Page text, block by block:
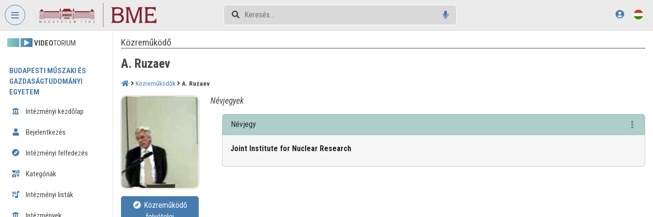
Fejléc kihagyása Menü kihagyása Tartalom kihagyása
VIDEOTORIUM
BUDAPESTI MŰSZAKI ÉS
GAZDASÁGTUDOMÁNYI
EGYETEM
Intézményi kezdőlap
Bejelentkezés
Intézményi felfedezés
Kategóriák
Intézményi listák
Közreműködő
A. Ruzaev
Közreműködők A. Ruzaev
Névjegyek
Névjegy
Joint Institute for Nuclear Research